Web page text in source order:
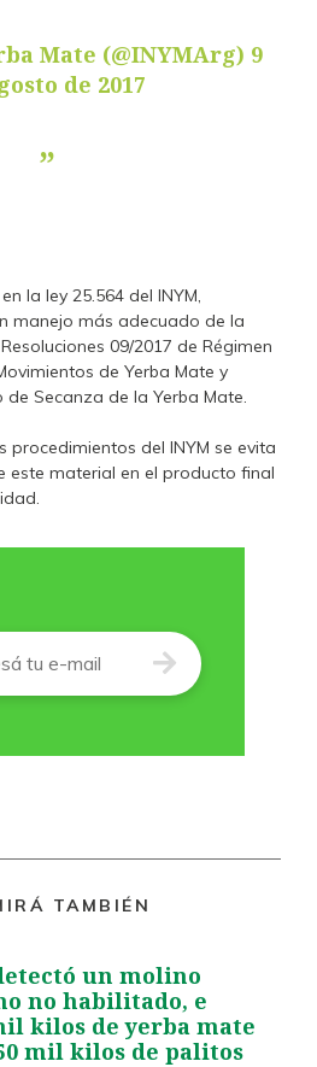
Mate (@INYMArg) 9
de 2017
la ley 25.564 del INYM,
manejo más adecuado de la
09/2017 de Régimen
de Yerba Mate y
de Secanza de la Yerba Mate.
procedimientos del INYM se evita
este material en el producto final
TAMBIÉN
un molino
no habilitado, e
kilos de yerba mate
mil kilos de palitos